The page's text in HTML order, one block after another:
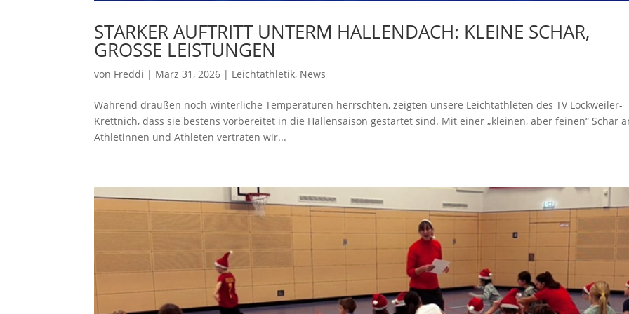
STARKER AUFTRITT UNTERM HALLENDACH: KLEINE SCHAR,
GROSSE LEISTUNGEN
von Freddi | März 31, 2026 | Leichtathletik, News
Während draußen noch winterliche Temperaturen herrschten, zeigten unsere Leichtathleten des TV Lockweiler-
Krettnich, dass sie bestens vorbereitet in die Hallensaison gestartet sind. Mit einer „kleinen, aber feinen“ Schar
Athletinnen und Athleten vertraten wir...